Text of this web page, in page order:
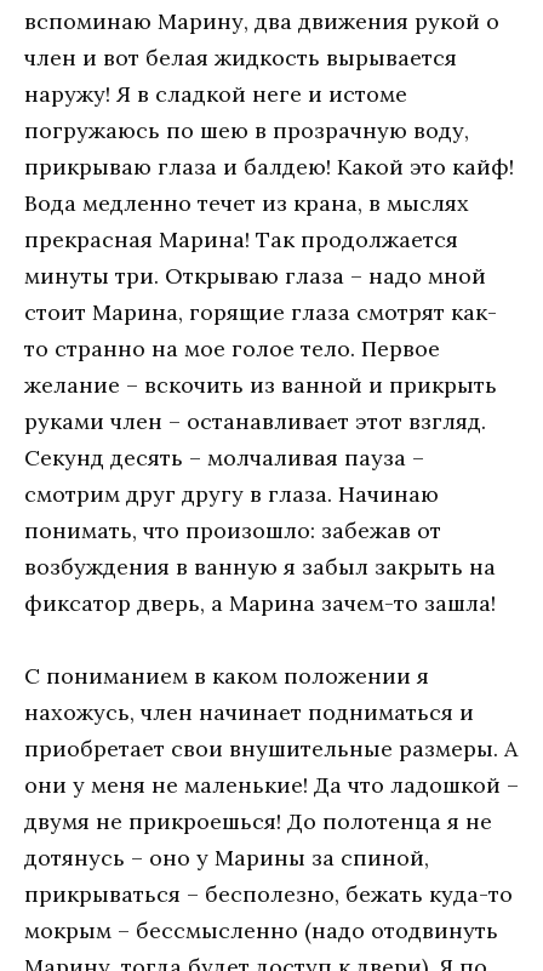
вспоминаю Марину, два движения рукой о
член и вот белая жидкость вырывается
наружу! Я в сладкой неге и истоме
погружаюсь по шею в прозрачную воду,
прикрываю глаза и балдею! Какой это кайф!
Вода медленно течет из крана, в мыслях
прекрасная Марина! Так продолжается
минуты три. Открываю глаза – надо мной
стоит Марина, горящие глаза смотрят как-
то странно на мое голое тело. Первое
желание – вскочить из ванной и прикрыть
руками член – останавливает этот взгляд.
Секунд десять – молчаливая пауза –
смотрим друг другу в глаза. Начинаю
понимать, что произошло: забежав от
возбуждения в ванную я забыл закрыть на
фиксатор дверь, а Марина зачем-то зашла!
С пониманием в каком положении я
нахожусь, член начинает подниматься и
приобретает свои внушительные размеры. А
они у меня не маленькие! Да что ладошкой –
двумя не прикроешься! До полотенца я не
дотянусь – оно у Марины за спиной,
прикрываться – бесполезно, бежать куда-то
мокрым – бессмысленно (надо отодвинуть